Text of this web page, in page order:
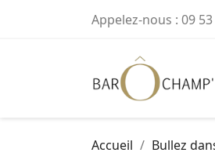
Appelez-nous : 09
Accueil Bullez